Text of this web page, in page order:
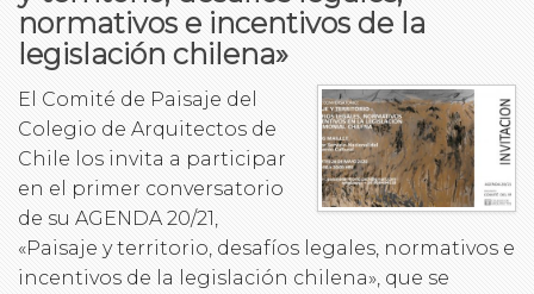
normativos e incentivos de la
legislación chilena»
El Comité de Paisaje del
Colegio de Arquitectos de
Chile los invita a participar
en el primer conversatorio
de su AGENDA 20/21,
«Paisaje y territorio, desafíos legales, normativos e
incentivos de la legislación chilena», que se